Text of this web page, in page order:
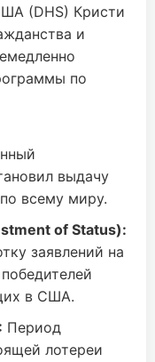
(DHS) Кристи
и
по
выдачу
всему миру.
of Status):
заявлений на
в США.
Период
лотереи